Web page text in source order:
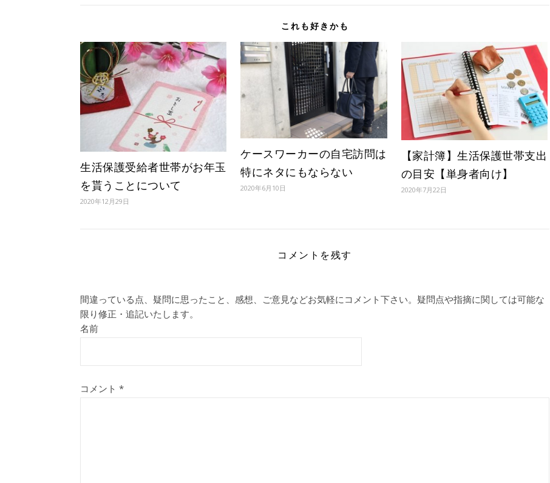
これも好きかも
生活保護受給者世帯がお年玉
を貰うことについて
2020年12月29日
ケースワーカーの自宅訪問は
特にネタにもならない
2020年6月10日
【家計簿】生活保護世帯支出
の目安【単身者向け】
2020年7月22日
コメントを残す
間違っている点、疑問に思ったこと、感想、ご意見などお気軽にコメント下さい。疑問点や指摘に関しては可能な
限り修正・追記いたします。
名前
コメント *